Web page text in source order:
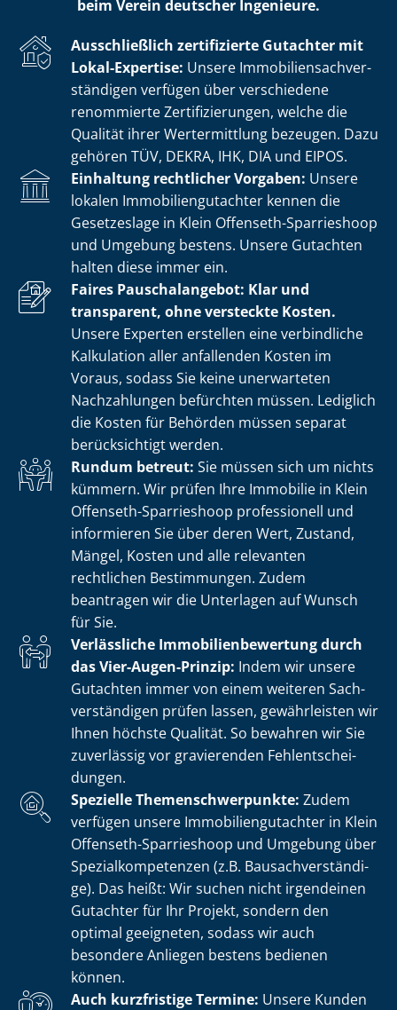
beim Verein deutscher Ingenieure.
Ausschließlich zertifizierte Gutachter mit
Lokal-Expertise: Unsere Im­mo­bi­li­en­sach­ver­
stän­di­gen verfügen über verschiedene
renommierte Zer­ti­fi­zie­run­gen, welche die
Qualität ihrer Wertermittlung bezeugen. Dazu
gehören TÜV, DEKRA, IHK, DIA und EIPOS.
Einhaltung rechtlicher Vorgaben: Unsere
lokalen Im­mo­bi­li­en­gut­ach­ter kennen die
Gesetzeslage in Klein Offenseth-Sparrieshoop
und Umgebung bestens. Unsere Gutachten
halten diese immer ein.
Faires Pauschalangebot: Klar und
transparent, ohne versteckte Kosten.
Unsere Experten erstellen eine verbindliche
Kalkulation aller anfallenden Kosten im
Voraus, sodass Sie keine unerwarteten
Nachzahlungen befürchten müssen. Lediglich
die Kosten für Behörden müssen separat
berücksichtigt werden.
Rundum betreut: Sie müssen sich um nichts
kümmern. Wir prüfen Ihre Immobilie in Klein
Offenseth-Sparrieshoop professionell und
informieren Sie über deren Wert, Zustand,
Mängel, Kosten und alle relevanten
rechtlichen Bestimmungen. Zudem
beantragen wir die Unterlagen auf Wunsch
für Sie.
Verlässliche Im­mo­bi­li­en­be­wer­tung durch
das Vier-Augen-Prinzip: Indem wir unsere
Gutachten immer von einem weiteren Sach­
ver­stän­di­gen prüfen lassen, gewährleisten wir
Ihnen höchste Qualität. So bewahren wir Sie
zuverlässig vor gravierenden Fehl­ent­schei­
dun­gen.
Spezielle The­men­schwer­punk­te: Zudem
verfügen unsere Im­mo­bi­li­en­gut­ach­ter in Klein
Offenseth-Sparrieshoop und Umgebung über
Spe­zi­al­kom­pe­ten­zen (z.B. Bau­sach­ver­stän­di­
ge). Das heißt: Wir suchen nicht irgendeinen
Gutachter für Ihr Projekt, sondern den
optimal geeigneten, sodass wir auch
besondere Anliegen bestens bedienen
können.
Auch kurzfristige Termine: Unsere Kunden